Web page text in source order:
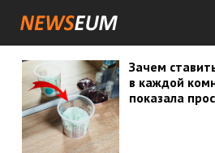
Зачем
в каждой
показала